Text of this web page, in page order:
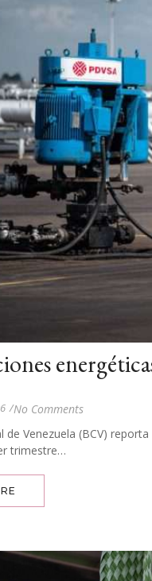
/No Comments
de Venezuela (BCV)
trimestre…